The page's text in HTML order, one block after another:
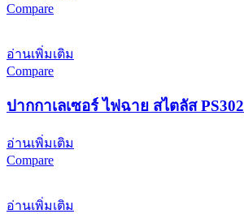
Compare
อ่านเพิ่มเติม
Compare
ปากกาเลเซอร์ ไฟฉาย สไตลัส PS302
อ่านเพิ่มเติม
Compare
อ่านเพิ่มเติม